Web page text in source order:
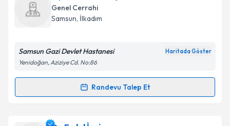
Takvim Talebini Gönder
oluşturun. Size bu uzmandan randevu almanız için bir
takvim hazırlandığında e-posta ile bilgilendireceğiz.
Kişisel verilerimin işlenmesine ilişkin
Metni'ni okudum ve kişisel verilerimin belirtilen
Genel Cerrahi
Samsun, İlkadım
Samsun Gazi Devlet Hastanesi Haritada Göster
Yenidoğan, Aziziye Cd. No:86
Randevu Talep Et
Randevu Takvimi Talebi